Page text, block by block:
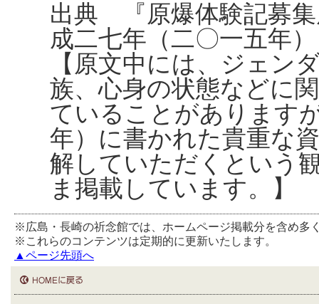
出典 『原爆体験記募
成二七年（二〇一五年
【原文中には、ジェン
族、心身の状態などに
ていることがあります
年）に書かれた貴重な
解していただくという
ま掲載しています。】
※広島・長崎の祈念館では、ホームページ掲載分を含め多
※これらのコンテンツは定期的に更新いたします。
▲ページ先頭へ